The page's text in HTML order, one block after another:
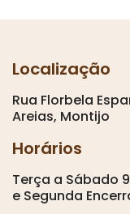
Localização
Rua Florbela
Areias, Montijo
Horários
Terça a Sábado
e Segunda